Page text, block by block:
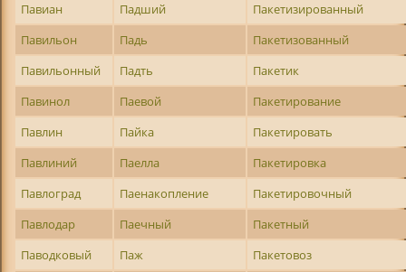
Павиан
Падший
Пакетизированный
Павильон
Падь
Пакетизованный
Павильонный
Падть
Пакетик
Павинол
Паевой
Пакетирование
Павлин
Пайка
Пакетировать
Павлиний
Паелла
Пакетировка
Павлоград
Паенакопление
Пакетировочный
Павлодар
Паечный
Пакетный
Паводковый
Паж
Пакетовоз